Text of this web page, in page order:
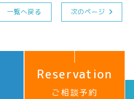
一覧へ戻る 次のページ
Reservation
ご相談予約